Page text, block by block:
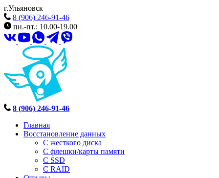
г.Ульяновск
8 (906) 246-91-46
пн.-пт.: 10.00-19.00
8 (906) 246-91-46
Главная
Восстановление данных
С жесткого диска
С флешки/карты памяти
С SSD
С RAID